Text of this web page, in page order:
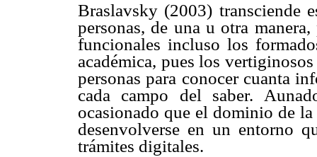
Braslavsky (2003) transciende
personas, de una u otra
funcionales incluso los
académica, pues los
personas para conocer cuanta
cada campo del saber.
ocasionado que el dominio de
desenvolverse en un entorno
trámites digitales.